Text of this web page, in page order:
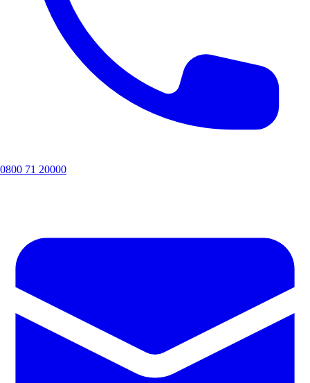
0800 71 20000